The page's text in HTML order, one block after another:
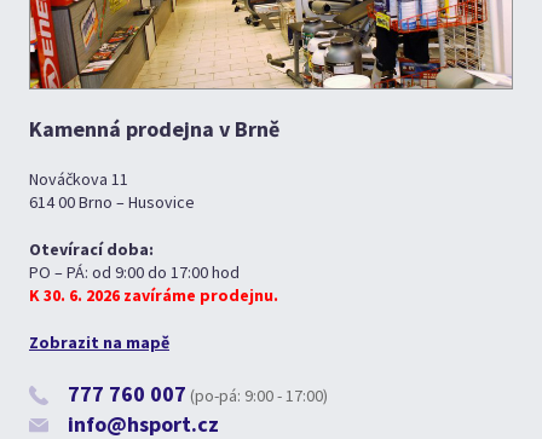
Kamenná prodejna v Brně
Nováčkova 11
614 00 Brno – Husovice
Otevírací doba:
PO – PÁ: od 9:00 do 17:00 hod
K 30. 6. 2026 zavíráme prodejnu.
Zobrazit na mapě
777 760 007 (po-pá: 9:00 - 17:00)
info@hsport.cz